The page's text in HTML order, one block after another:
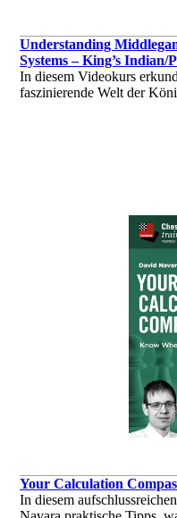
Understanding
Systems – King’s Indian/
In diesem Videokurs
faszinierende Welt der
vertauschten Farben, wie
Your Calculation
In diesem